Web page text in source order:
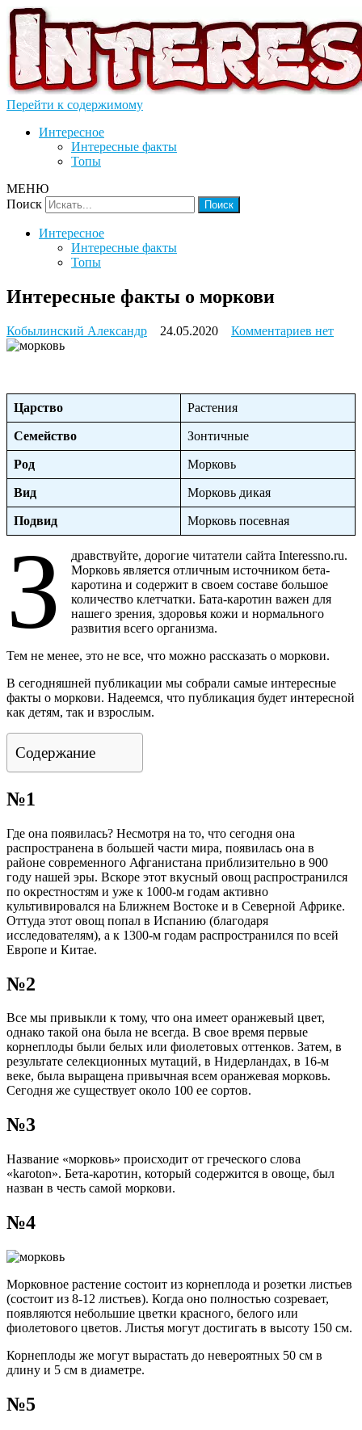
Перейти к содержимому
Интересное
Интересные факты
Топы
МЕНЮ
Поиск
Интересное
Интересные факты
Топы
Интересные факты о моркови
Кобылинский Александр 24.05.2020 Комментариев к
нет
Царство Растения
Семейство Зонтичные
Род Морковь
Вид Морковь дикая
Подвид Морковь посевная
З
дравствуйте, дорогие читатели сайта Interessno.ru.
Морковь является отличным источником бета-
каротина и содержит в своем составе большое
количество клетчатки. Бата-каротин важен для
нашего зрения, здоровья кожи и нормального
развития всего организма.
Тем не менее, это не все, что можно рассказать о моркови.
В сегодняшней публикации мы собрали самые интересные
факты о моркови. Надеемся, что публикация будет интересной
как детям, так и взрослым.
Содержание
№1
Где она появилась? Несмотря на то, что сегодня она
распространена в большей части мира, появилась она в
районе современного Афганистана приблизительно в 900
году нашей эры. Вскоре этот вкусный овощ распространился
по окрестностям и уже к 1000-м годам активно
культивировался на Ближнем Востоке и в Северной Африке.
Оттуда этот овощ попал в Испанию (благодаря
исследователям), а к 1300-м годам распространился по всей
Европе и Китае.
№2
Все мы привыкли к тому, что она имеет оранжевый цвет,
однако такой она была не всегда. В свое время первые
корнеплоды были белых или фиолетовых оттенков. Затем, в
результате селекционных мутаций, в Нидерландах, в 16-м
веке, была выращена привычная всем оранжевая морковь.
Сегодня же существует около 100 ее сортов.
№3
Название «морковь» происходит от греческого слова
«karoton». Бета-каротин, который содержится в овоще, был
назван в честь самой моркови.
№4
Морковное растение состоит из корнеплода и розетки листьев
(состоит из 8-12 листьев). Когда оно полностью созревает,
появляются небольшие цветки красного, белого или
фиолетового цветов. Листья могут достигать в высоту 150 см.
Корнеплоды же могут вырастать до невероятных 50 см в
длину и 5 см в диаметре.
№5